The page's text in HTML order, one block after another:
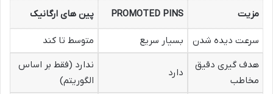
مزیت PROMOTED PINS پین های ارگانیک
سرعت دیده شدن بسیار سریع
متوسط تا کند
هدف گیری دقیق
مخاطب
دارد
ندارد (فقط بر اساس
الگوریتم)